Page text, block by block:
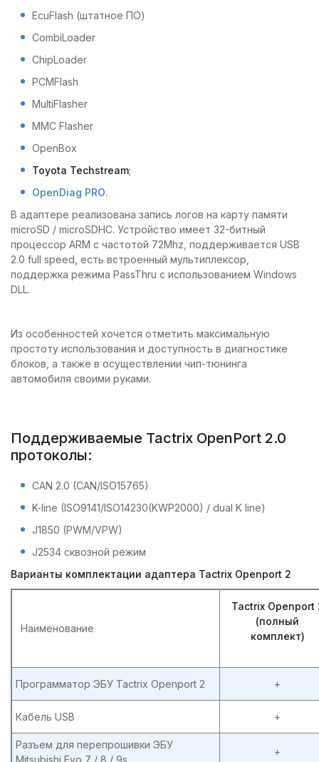
EcuFlash (штатное ПО)
CombiLoader
ChipLoader
PCMFlash
MultiFlasher
MMC Flasher
OpenBox
Toyota Techstream;
OpenDiag PRO.
В адаптере реализована запись логов на карту памяти
microSD / microSDHC. Устройство имеет 32-битный
процессор ARM с частотой 72Mhz, поддерживается USB
2.0 full speed, есть встроенный мультиплексор,
поддержка режима PassThru с использованием Windows
DLL.
Из особенностей хочется отметить максимальную
простоту использования и доступность в диагностике
блоков, а также в осуществлении чип-тюнинга
автомобиля своими руками.
Поддерживаемые Tactrix OpenPort 2.0
протоколы:
CAN 2.0 (CAN/ISO15765)
K-line (ISO9141/ISO14230(KWP2000) / dual K line)
J1850 (PWM/VPW)
J2534 сквозной режим
Варианты комплектации адаптера Tactrix Openport 2
Наименование
Tactrix Openport
(полный
комплект)
Программатор ЭБУ Tactrix Openport 2 +
Кабель USB +
Разъем для перепрошивки ЭБУ
Mitsubishi Evo 7 / 8 / 9s
+